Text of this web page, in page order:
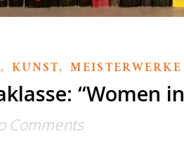
, KUNST,MEISTERWERKE
“Women
Comments